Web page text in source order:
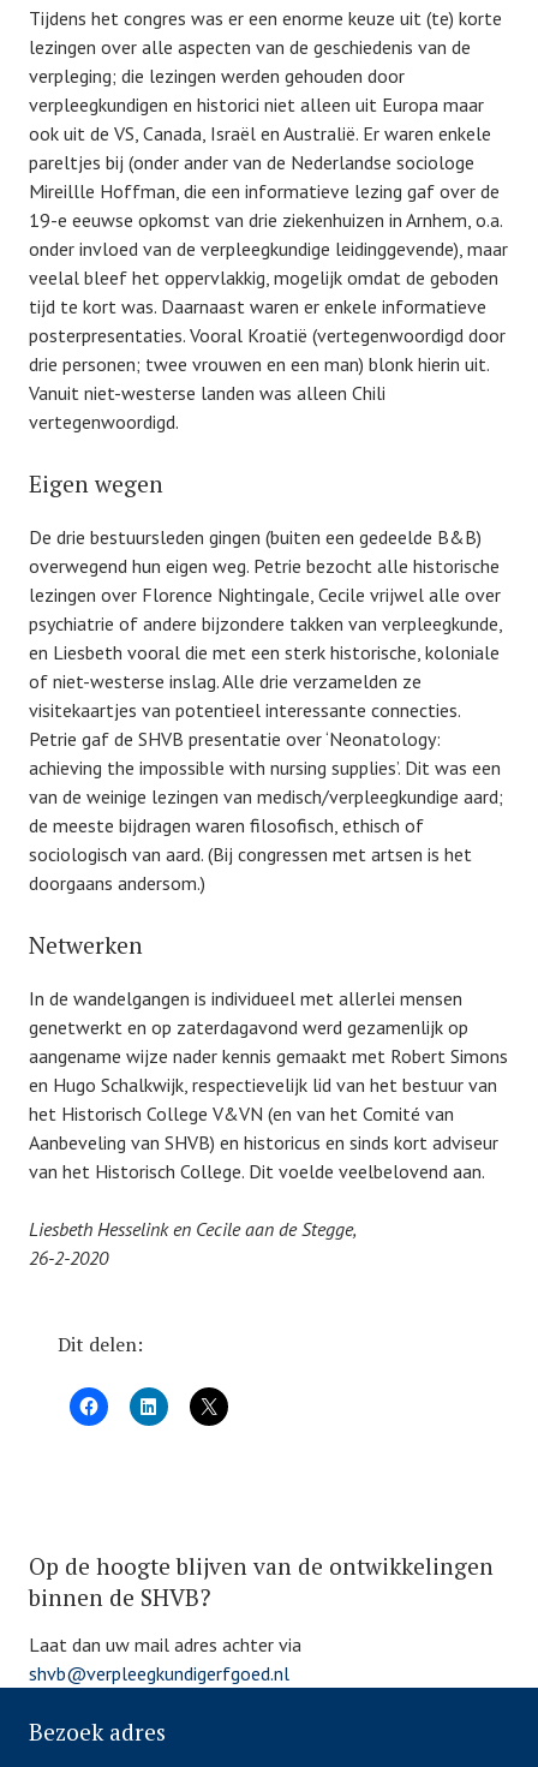
Tijdens het congres was er een enorme keuze uit (te) korte
lezingen over alle aspecten van de geschiedenis van de
verpleging; die lezingen werden gehouden door
verpleegkundigen en historici niet alleen uit Europa maar
ook uit de VS, Canada, Israël en Australië. Er waren enkele
pareltjes bij (onder ander van de Nederlandse sociologe
Mireillle Hoffman, die een informatieve lezing gaf over de
19-e eeuwse opkomst van drie ziekenhuizen in Arnhem, o.a.
onder invloed van de verpleegkundige leidinggevende), maar
veelal bleef het oppervlakkig, mogelijk omdat de geboden
tijd te kort was. Daarnaast waren er enkele informatieve
posterpresentaties. Vooral Kroatië (vertegenwoordigd door
drie personen; twee vrouwen en een man) blonk hierin uit.
Vanuit niet-westerse landen was alleen Chili
vertegenwoordigd.
Eigen wegen
De drie bestuursleden gingen (buiten een gedeelde B&B)
overwegend hun eigen weg. Petrie bezocht alle historische
lezingen over Florence Nightingale, Cecile vrijwel alle over
psychiatrie of andere bijzondere takken van verpleegkunde,
en Liesbeth vooral die met een sterk historische, koloniale
of niet-westerse inslag. Alle drie verzamelden ze
visitekaartjes van potentieel interessante connecties.
Petrie gaf de SHVB presentatie over ‘Neonatology:
achieving the impossible with nursing supplies’. Dit was een
van de weinige lezingen van medisch/verpleegkundige aard;
de meeste bijdragen waren filosofisch, ethisch of
sociologisch van aard. (Bij congressen met artsen is het
doorgaans andersom.)
Netwerken
In de wandelgangen is individueel met allerlei mensen
genetwerkt en op zaterdagavond werd gezamenlijk op
aangename wijze nader kennis gemaakt met Robert Simons
en Hugo Schalkwijk, respectievelijk lid van het bestuur van
het Historisch College V&VN (en van het Comité van
Aanbeveling van SHVB) en historicus en sinds kort adviseur
van het Historisch College. Dit voelde veelbelovend aan.
Liesbeth Hesselink en Cecile aan de Stegge,
26-2-2020
Dit delen:
o
s
e
d
n
Op de hoogte blijven van de ontwikkelingen
binnen de SHVB?
Laat dan uw mail adres achter via
shvb@verpleegkundigerfgoed.nl
Bezoek adres